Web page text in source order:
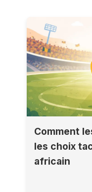
Comment
les choix
africain